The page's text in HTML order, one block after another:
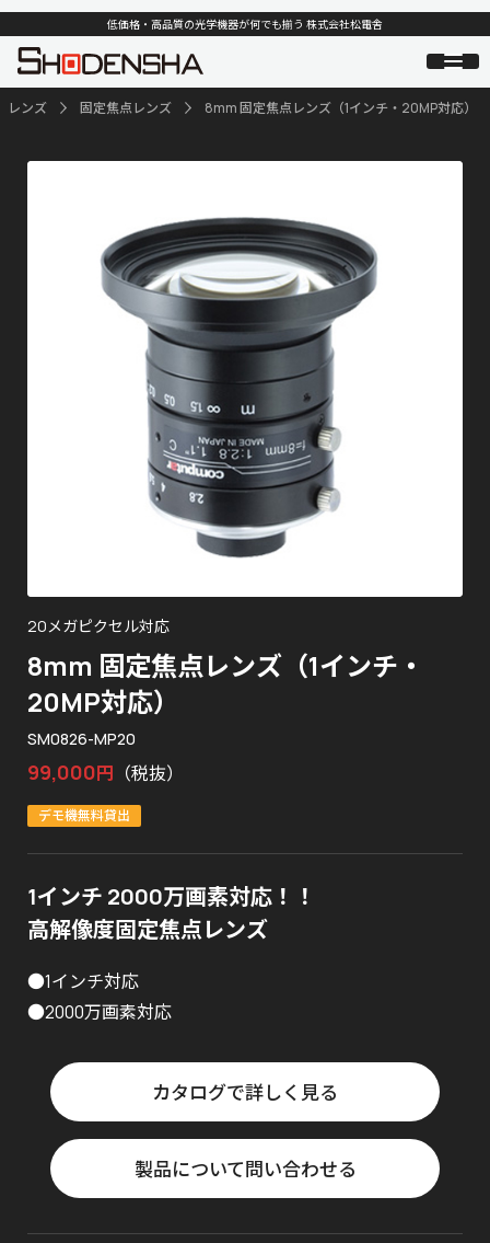
低価格・高品質の光学機器が何でも揃う 株式会社松電舎
レンズ 固定焦点レンズ 8mm 固定焦点レンズ（1インチ・20MP対応）
20メガピクセル対応
8mm 固定焦点レンズ（1インチ・
20MP対応）
SM0826-MP20
99,000円 （税抜）
デモ機無料貸出
1インチ 2000万画素対応！！
高解像度固定焦点レンズ
●1インチ対応
●2000万画素対応
カタログで詳しく見る
製品について問い合わせる